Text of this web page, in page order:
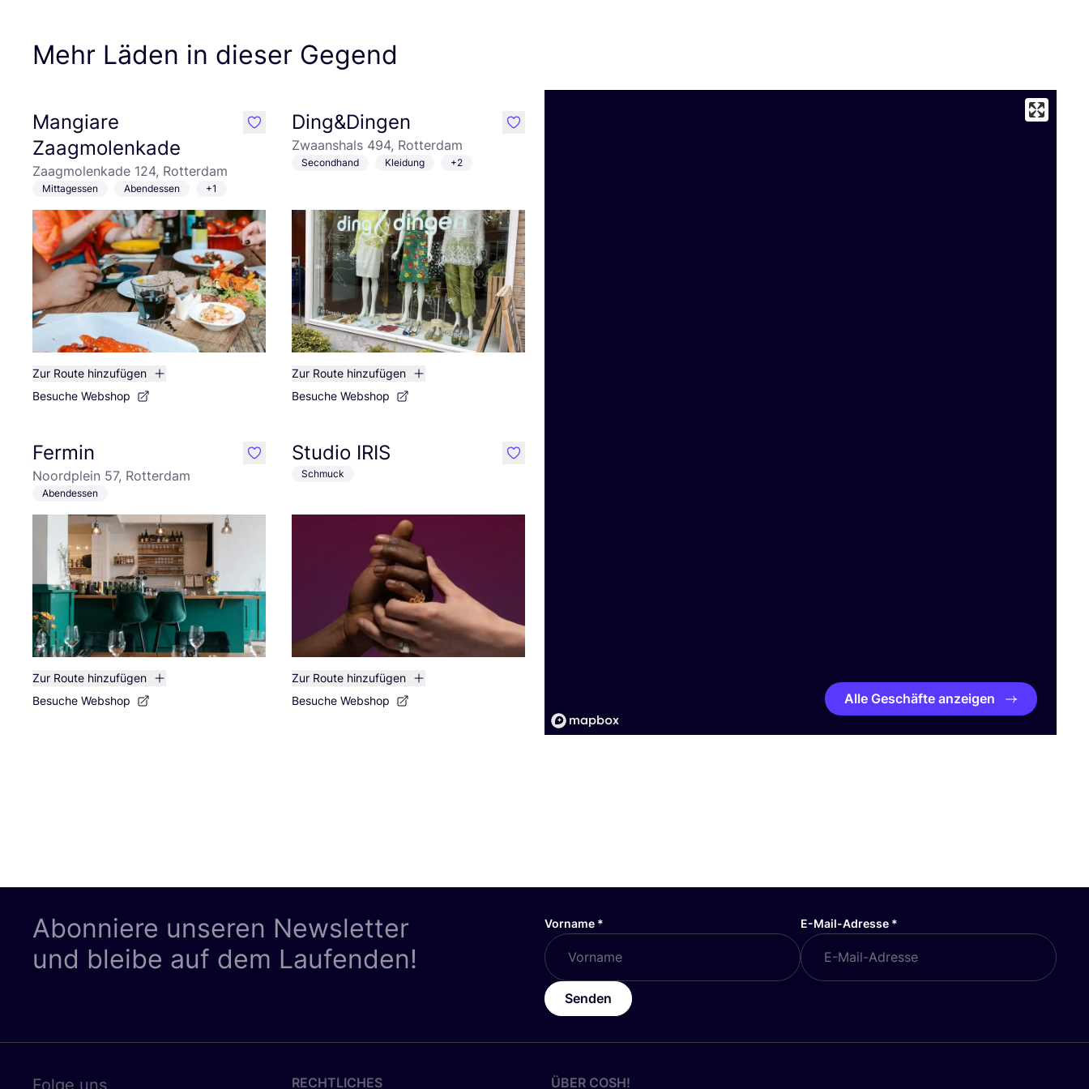
Mehr Läden in dieser Gegend
Mangiare
Zaagmolenkade
Zaagmolenkade 124, Rotterdam
Mittagessen Abendessen +1
Zur Route hinzufügen
Besuche Webshop
like Ding&Dingen
Zwaanshals 494, Rotterdam
Secondhand Kleidung +2
Zur Route hinzufügen
Besuche Webshop
like
Fermin
Noordplein 57, Rotterdam
Abendessen
Zur Route hinzufügen
Besuche Webshop
like Studio IRIS
Schmuck
Zur Route hinzufügen
Besuche Webshop
like
Alle Geschäfte anzeigen
Abonniere unseren Newsletter
und bleibe auf dem Laufenden!
Vorname * E-Mail-Adresse *
Senden
Folge uns RECHTLICHES ÜBER COSH!